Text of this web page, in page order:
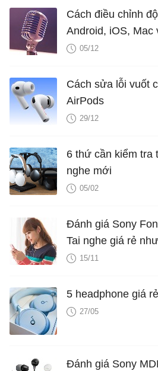
Cách điều chỉnh
Android, iOS, Mac
05/12
Cách sửa lỗi vuốt
AirPods
29/12
6 thứ cần kiểm tra
nghe mới
05/02
Đánh giá Sony
Tai nghe giá rẻ
15/11
5 headphone giá
27/05
Đánh giá Sony